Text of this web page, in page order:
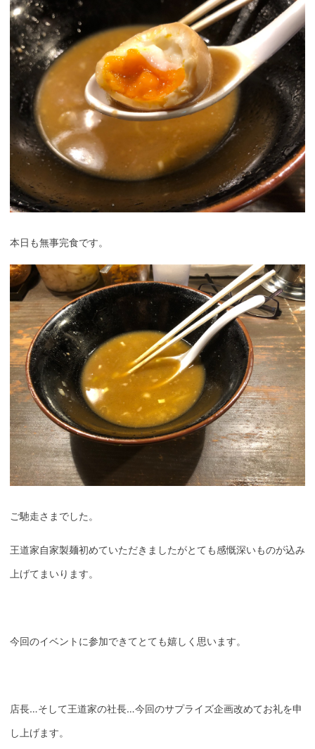
本日も無事完食です。
ご馳走さまでした。
王道家自家製麺初めていただきましたがとても感慨深いものが込み
上げてまいります。
今回のイベントに参加できてとても嬉しく思います。
店長…そして王道家の社長…今回のサプライズ企画改めてお礼を申
し上げます。